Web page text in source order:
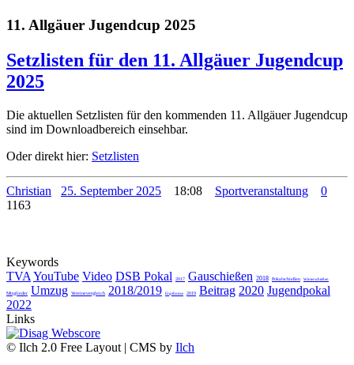
11. Allgäuer Jugendcup 2025
Setzlisten für den 11. Allgäuer Jugendcup
2025
Die aktuellen Setzlisten für den kommenden 11. Allgäuer Jugendcup
sind im Downloadbereich einsehbar.
Oder direkt hier: Setzlisten
Christian 25. September 2025 18:08 Sportveranstaltung
0
1163
Keywords
TVA YouTube Video DSB Pokal 2017 Gauschießen 2018 Pokalschießen Winterschießen
Mitglieder Umzug Vereinevergleich 2018/2019 Ergebnisse 2019 Beitrag 2020 Jugendpokal
2022
Links
© Ilch 2.0 Free Layout | CMS by Ilch